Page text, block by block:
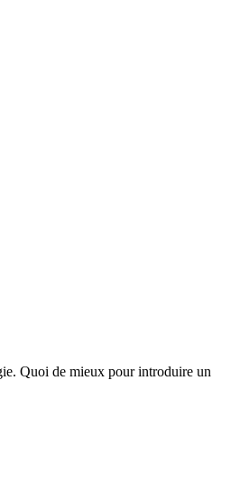
Quoi de mieux pour introduire un